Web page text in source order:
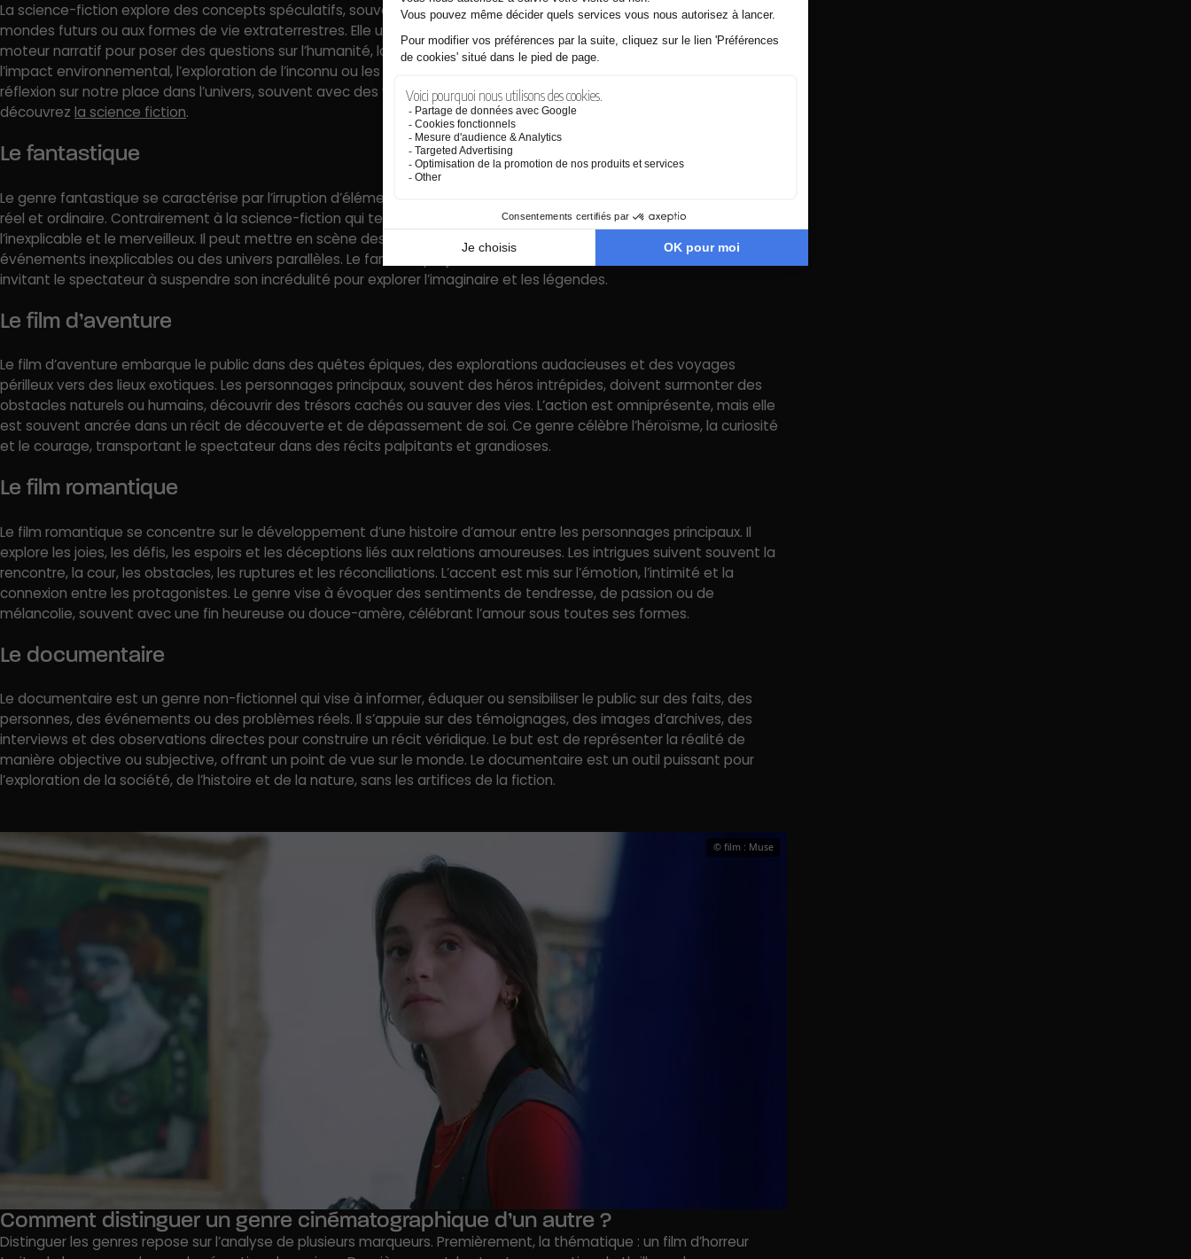
La science-fiction explore des concepts spéculatifs, souvent liés à la technologie avancée, aux voyages spatiaux, aux
mondes futurs ou aux formes de vie extraterrestres. Elle utilise la science, qu’elle soit réelle ou imaginaire, comme
moteur narratif pour poser des questions sur l’humanité, la société et l’avenir. Les thèmes incluent l’éthique de l’IA,
l’impact environnemental, l’exploration de l’inconnu ou les dystopies. Ce genre stimule l’imagination et pousse à la
réflexion sur notre place dans l’univers, souvent avec des visuels innovants. Pour en savoir plus sur son évolution,
découvrez la science fiction.
Le fantastique
Le genre fantastique se caractérise par l’irruption d’éléments surnaturels ou magiques dans un monde perçu comme
réel et ordinaire. Contrairement à la science-fiction qui tente de rationaliser l’extraordinaire, le fantastique embrasse
l’inexplicable et le merveilleux. Il peut mettre en scène des créatures mythiques, des pouvoirs magiques, des
événements inexplicables ou des univers parallèles. Le fantastique joue sur la frontière entre le rêve et la réalité,
invitant le spectateur à suspendre son incrédulité pour explorer l’imaginaire et les légendes.
Le film d’aventure
Le film d’aventure embarque le public dans des quêtes épiques, des explorations audacieuses et des voyages
périlleux vers des lieux exotiques. Les personnages principaux, souvent des héros intrépides, doivent surmonter des
obstacles naturels ou humains, découvrir des trésors cachés ou sauver des vies. L’action est omniprésente, mais elle
est souvent ancrée dans un récit de découverte et de dépassement de soi. Ce genre célèbre l’héroïsme, la curiosité
et le courage, transportant le spectateur dans des récits palpitants et grandioses.
Le film romantique
Le film romantique se concentre sur le développement d’une histoire d’amour entre les personnages principaux. Il
explore les joies, les défis, les espoirs et les déceptions liés aux relations amoureuses. Les intrigues suivent souvent la
rencontre, la cour, les obstacles, les ruptures et les réconciliations. L’accent est mis sur l’émotion, l’intimité et la
connexion entre les protagonistes. Le genre vise à évoquer des sentiments de tendresse, de passion ou de
mélancolie, souvent avec une fin heureuse ou douce-amère, célébrant l’amour sous toutes ses formes.
Le documentaire
Le documentaire est un genre non-fictionnel qui vise à informer, éduquer ou sensibiliser le public sur des faits, des
personnes, des événements ou des problèmes réels. Il s’appuie sur des témoignages, des images d’archives, des
interviews et des observations directes pour construire un récit véridique. Le but est de représenter la réalité de
manière objective ou subjective, offrant un point de vue sur le monde. Le documentaire est un outil puissant pour
l’exploration de la société, de l’histoire et de la nature, sans les artifices de la fiction.
Comment distinguer un genre cinématographique d’un autre ?
Distinguer les genres repose sur l’analyse de plusieurs marqueurs. Premièrement, la thématique : un film d’horreur